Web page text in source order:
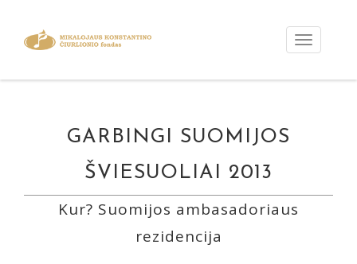
GARBINGI SUOMIJOS
ŠVIESUOLIAI 2013
Kur? Suomijos ambasadoriaus
rezidencija